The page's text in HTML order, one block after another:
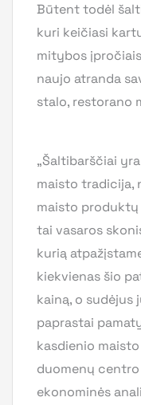
Būtent todėl
kuri keičiasi
mitybos
naujo atranda
stalo, restorano
„Šaltibarščiai
maisto tradicija,
maisto produktų
tai vasaros
kurią
kiekvienas šio
kainą, o sudėjus
paprastai
kasdienio
duomenų
ekonominės